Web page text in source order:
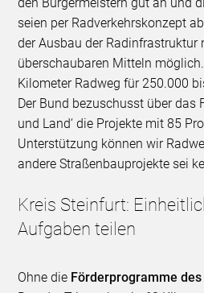
den Bürgermeistern gut an und
seien per Radverkehrskonzept
der Ausbau der Radinfrastruktur
überschaubaren Mitteln
Kilometer Radweg für 250.000
Der Bund bezuschusst über das
und Land‘ die Projekte mit 85
Unterstützung können wir
andere Straßenbauprojekte sei
Kreis Steinfurt:
Aufgaben teilen
Ohne die Förderprogramme